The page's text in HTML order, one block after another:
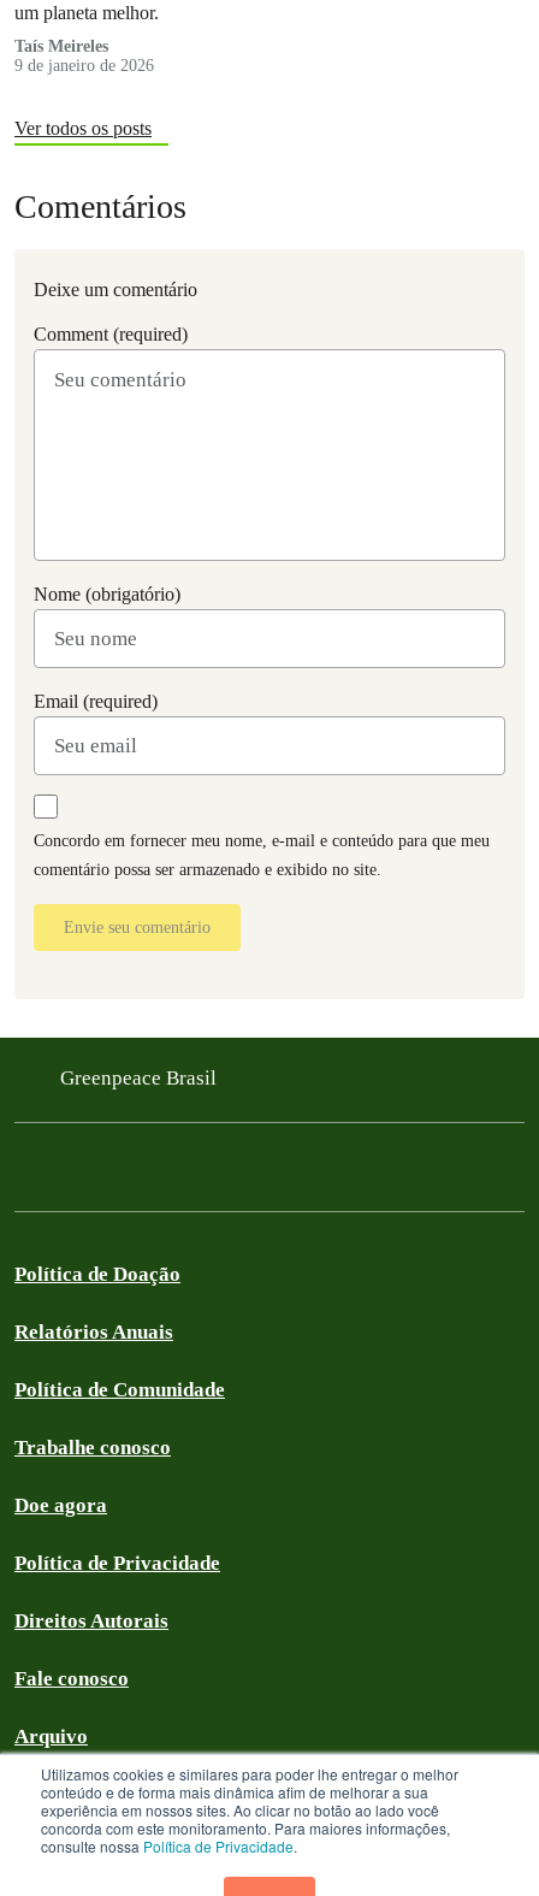
Utilizamos cookies e similares para poder lhe entregar o melhor
conteúdo e de forma mais dinâmica afim de melhorar a sua
experiência em nossos sites. Ao clicar no botão ao lado você
concorda com este monitoramento. Para maiores informações,
consulte nossa Política de Privacidade.
um planeta melhor.
Taís Meireles
9 de janeiro de 2026
Ver todos os posts
Comentários
Deixe um comentário
Comment (required)
Nome (obrigatório)
Email (required)
Concordo em fornecer meu nome, e-mail e conteúdo para que meu
comentário possa ser armazenado e exibido no site.
Envie seu comentário
Greenpeace Brasil
Política de Doação
Relatórios Anuais
Política de Comunidade
Trabalhe conosco
Doe agora
Política de Privacidade
Direitos Autorais
Fale conosco
Arquivo
Greenpeace Brasil 2026
sem fins lucrativos que goza de isenção com relação aos tributos federais